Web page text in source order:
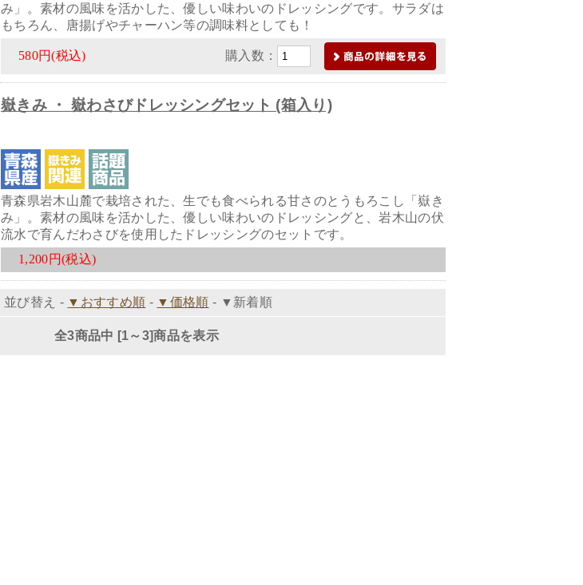
み」。素材の風味を活かした、優しい味わいのドレッシングです。サラダは
もちろん、唐揚げやチャーハン等の調味料としても！
580円(税込) 購入数：
嶽きみ ・ 嶽わさびドレッシングセット (箱入り)
青森県岩木山麓で栽培された、生でも食べられる甘さのとうもろこし「嶽き
み」。素材の風味を活かした、優しい味わいのドレッシングと、岩木山の伏
流水で育んだわさびを使用したドレッシングのセットです。
1,200円(税込)
並び替え - ▼おすすめ順 - ▼価格順 - ▼新着順
全3商品中 [1～3]商品を表示